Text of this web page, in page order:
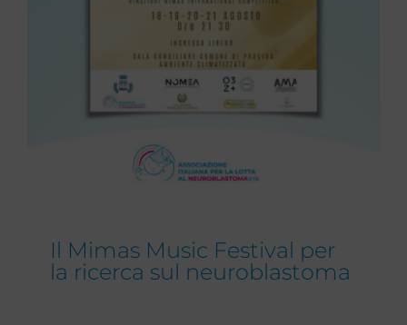
Il Mimas Music Festival per
la ricerca sul neuroblastoma